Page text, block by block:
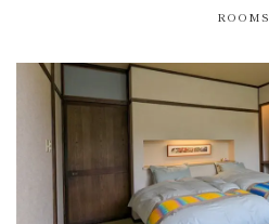
ROOMS